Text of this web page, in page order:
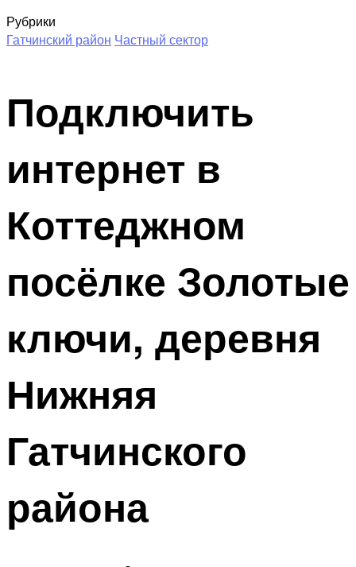
Рубрики
Гатчинский район Частный сектор
Подключить
интернет в
Коттеджном
посёлке Золотые
ключи, деревня
Нижняя
Гатчинского
района